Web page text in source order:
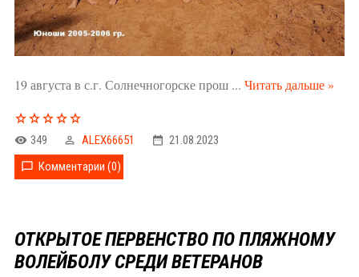
19 августа в с.г. Солнечногорске прош ... Читать дальше »
349 ALEX66651
21.08.2023
Комментарии (0)
ОТКРЫТОЕ ПЕРВЕНСТВО ПО ПЛЯЖНОМУ
ВОЛЕЙБОЛУ СРЕДИ ВЕТЕРАНОВ